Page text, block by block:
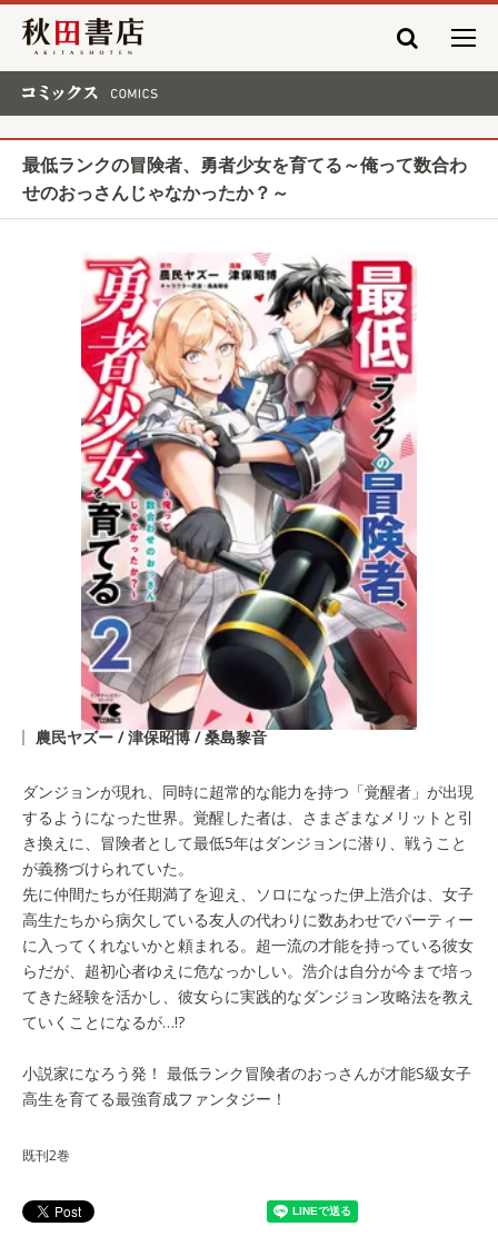
秋田書店
最低ランクの冒険者、勇者少女を育てる～俺って数合わ
せのおっさんじゃなかったか？～
農民ヤズー / 津保昭博 / 桑島黎音
ダンジョンが現れ、同時に超常的な能力を持つ「覚醒者」が出現
するようになった世界。覚醒した者は、さまざまなメリットと引
き換えに、冒険者として最低5年はダンジョンに潜り、戦うこと
が義務づけられていた。
先に仲間たちが任期満了を迎え、ソロになった伊上浩介は、女子
高生たちから病欠している友人の代わりに数あわせでパーティー
に入ってくれないかと頼まれる。超一流の才能を持っている彼女
らだが、超初心者ゆえに危なっかしい。浩介は自分が今まで培っ
てきた経験を活かし、彼女らに実践的なダンジョン攻略法を教え
ていくことになるが…!?
小説家になろう発！ 最低ランク冒険者のおっさんが才能S級女子
高生を育てる最強育成ファンタジー！
既刊2巻